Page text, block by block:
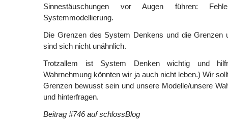
Sinnestäuschungen vor Augen führen:
Systemmodellierung.
Die Grenzen des System Denkens und die Grenzen
sind sich nicht unähnlich.
Trotzallem ist System Denken wichtig und
Wahrnehmung könnten wir ja auch nicht leben.) Wir
Grenzen bewusst sein und unsere Modelle/unsere
und hinterfragen.
Beitrag #746 auf schlossBlog